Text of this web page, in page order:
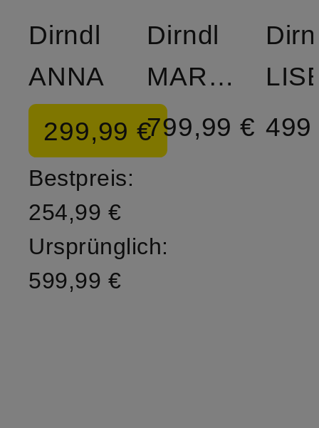
Dirndl
ANNA
299,99 €
Bestpreis:
254,99 €
Ursprünglich:
599,99 €
Dirndl
MARLENE
799,99 €